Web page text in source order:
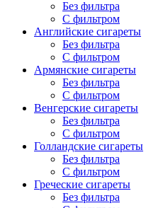
Без фильтра
С фильтром
Английские сигареты
Без фильтра
С фильтром
Армянские сигареты
Без фильтра
С фильтром
Венгерские сигареты
Без фильтра
С фильтром
Голландские сигареты
Без фильтра
С фильтром
Греческие сигареты
Без фильтра